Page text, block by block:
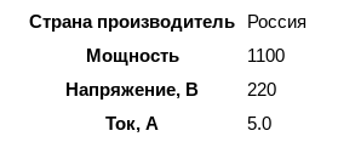
Страна производитель
Россия
Мощность
1100
Напряжение, В
220
Ток, А
5.0